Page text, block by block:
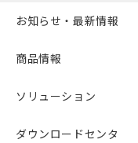
お知らせ・最新情報
商品情報
ソリューション
ダウンロードセンタ